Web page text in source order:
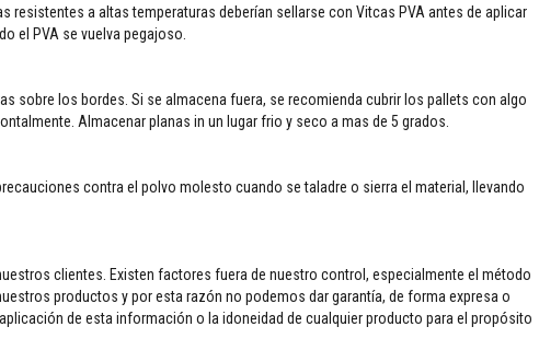
a altas temperaturas deberían sellarse con Vitcas PVA antes de aplicar
el PVA se vuelva pegajoso.
sobre los bordes. Si se almacena fuera, se recomienda cubrir los pallets con algo
Almacenar planas in un lugar frio y seco a mas de 5 grados.
contra el polvo molesto cuando se taladre o sierra el material, llevando
clientes. Existen factores fuera de nuestro control, especialmente el método
productos y por esta razón no podemos dar garantía, de forma expresa o
de esta información o la idoneidad de cualquier producto para el propósito